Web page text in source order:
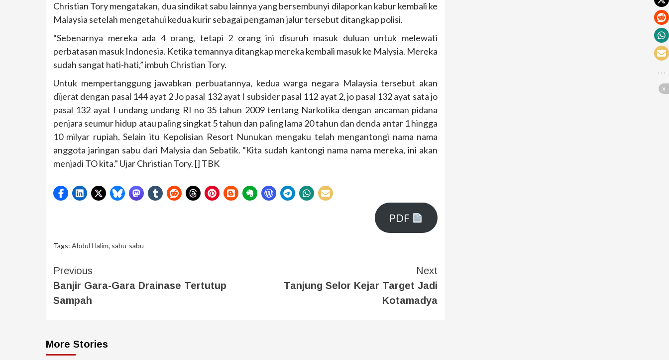
Christian Tory mengatakan, dua sindikat sabu lainnya yang bersembunyi dilaporkan kabur kembali ke
Malaysia setelah mengetahui kedua kurir sebagai pengaman jalur tersebut ditangkap polisi.
“Sebenarnya mereka ada 4 orang, tetapi 2 orang ini disuruh masuk duluan untuk melewati
perbatasan masuk Indonesia. Ketika temannya ditangkap mereka kembali masuk ke Malysia. Mereka
sudah sangat hati-hati,” imbuh Christian Tory.
Untuk mempertanggung jawabkan perbuatannya, kedua warga negara Malaysia tersebut akan
dijerat dengan pasal 144 ayat 2 Jo pasal 132 ayat I subsider pasal 112 ayat 2, jo pasal 132 ayat sata jo
pasal 132 ayat I undang undang RI no 35 tahun 2009 tentang Narkotika dengan ancaman pidana
penjara seumur hidup atau paling singkat 5 tahun dan paling lama 20 tahun dan denda antar 1 hingga
10 milyar rupiah. Selain itu Kepolisian Resort Nunukan mengaku telah mengantongi nama nama
anggota jaringan sabu dari Malysia dan Sebatik. ”Kita sudah kantongi nama nama mereka, ini akan
menjadi TO kita.” Ujar Christian Tory. [] TBK
PDF
Tags: Abdul Halim, sabu-sabu
Previous
Banjir Gara-Gara Drainase Tertutup
Sampah
Next
Tanjung Selor Kejar Target Jadi
Kotamadya
More Stories